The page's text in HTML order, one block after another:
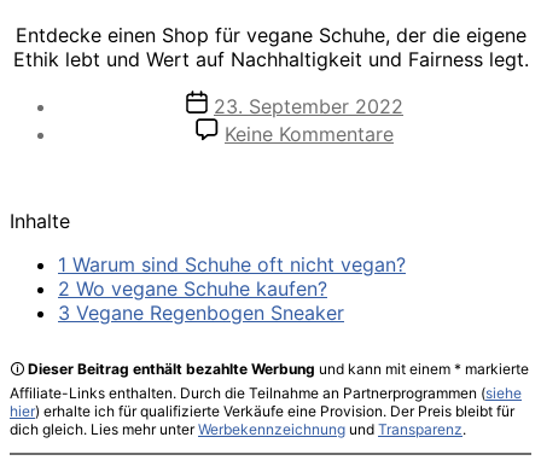
Entdecke einen Shop für vegane Schuhe, der die eigene
Ethik lebt und Wert auf Nachhaltigkeit und Fairness legt.
Veröffentlichungsdatum
23. September 2022
Keine Kommentarezu
kaufen?
Inhalte
1 Warum sind Schuhe oft nicht vegan?
2 Wo vegane Schuhe kaufen?
3 Vegane Regenbogen Sneaker
🛈 Dieser Beitrag enthält bezahlte Werbung und kann mit einem * markierte
Affiliate-Links enthalten. Durch die Teilnahme an Partnerprogrammen (siehe
hier) erhalte ich für qualifizierte Verkäufe eine Provision. Der Preis bleibt für
dich gleich. Lies mehr unterWerbekennzeichnung und Transparenz.